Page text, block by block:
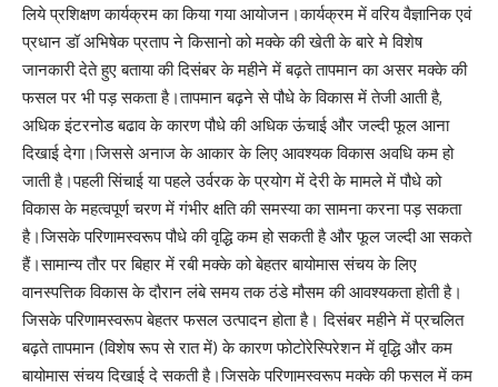
लिये प्रशिक्षण कार्यक्रम का किया गया आयोजन।कार्यक्रम में वरिय वैज्ञानिक एवं
प्रधान डॉ अभिषेक प्रताप ने किसानो को मक्के की खेती के बारे मे विशेष
जानकारी देते हुए बताया की दिसंबर के महीने में बढ़ते तापमान का असर मक्‍के की
फसल पर भी पड़ सकता है।तापमान बढ़ने से पौधे के विकास में तेजी आती है,
अधिक इंटरनोड बढाव के कारण पौधे की अधिक ऊंचाई और जल्दी फूल आना
दिखाई देगा।जिससे अनाज के आकार के लिए आवश्यक विकास अवधि कम हो
जाती है।पहली सिंचाई या पहले उर्वरक के प्रयोग में देरी के मामले में पौधे को
विकास के महत्वपूर्ण चरण में गंभीर क्षति की समस्या का सामना करना पड़ सकता
है।जिसके परिणामस्वरूप पौधे की वृद्धि कम हो सकती है और फूल जल्‍दी आ सकते
हैं।सामान्य तौर पर बिहार में रबी मक्‍के को बेहतर बायोमास संचय के लिए
वानस्पत्तिक विकास के दौरान लंबे समय तक ठंडे मौसम की आवश्यकता होती है।
जिसके परिणामस्वरूप बेहतर फसल उत्पादन होता है। दिसंबर महीने में प्रचलित
बढ़ते तापमान (विशेष रूप से रात में) के कारण फोटोरेस्पिरेशन में वृद्धि और कम
बायोमास संचय दिखाई दे सकती है।जिसके परिणामस्वरूप मक्‍के की फसल में कम